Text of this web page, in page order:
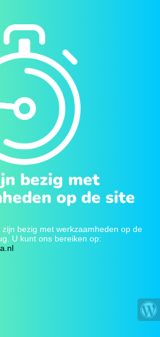
bezig met
op de site
bezig met werkzaamheden op de
U kunt ons bereiken op: